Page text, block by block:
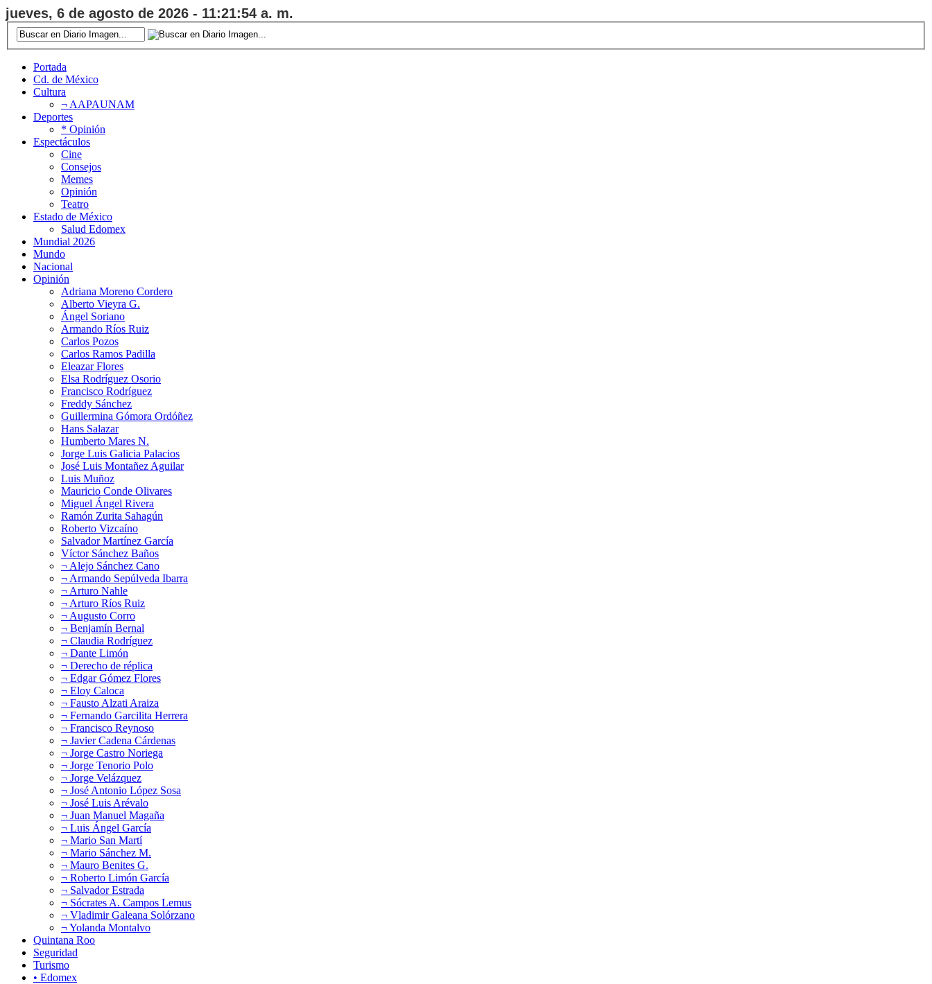
jueves, 6 de agosto de 2026 - 11:21:54 a. m.
Portada
Cd. de México
Cultura
¬ AAPAUNAM
Deportes
* Opinión
Espectáculos
Cine
Consejos
Memes
Opinión
Teatro
Estado de México
Salud Edomex
Mundial 2026
Mundo
Nacional
Opinión
Adriana Moreno Cordero
Alberto Vieyra G.
Ángel Soriano
Armando Ríos Ruiz
Carlos Pozos
Carlos Ramos Padilla
Eleazar Flores
Elsa Rodríguez Osorio
Francisco Rodríguez
Freddy Sánchez
Guillermina Gómora Ordóñez
Hans Salazar
Humberto Mares N.
Jorge Luis Galicia Palacios
José Luis Montañez Aguilar
Luis Muñoz
Mauricio Conde Olivares
Miguel Ángel Rivera
Ramón Zurita Sahagún
Roberto Vizcaíno
Salvador Martínez García
Víctor Sánchez Baños
¬ Alejo Sánchez Cano
¬ Armando Sepúlveda Ibarra
¬ Arturo Nahle
¬ Arturo Ríos Ruiz
¬ Augusto Corro
¬ Benjamín Bernal
¬ Claudia Rodríguez
¬ Dante Limón
¬ Derecho de réplica
¬ Edgar Gómez Flores
¬ Eloy Caloca
¬ Fausto Alzati Araiza
¬ Fernando Garcilita Herrera
¬ Francisco Reynoso
¬ Javier Cadena Cárdenas
¬ Jorge Castro Noriega
¬ Jorge Tenorio Polo
¬ Jorge Velázquez
¬ José Antonio López Sosa
¬ José Luis Arévalo
¬ Juan Manuel Magaña
¬ Luis Ángel García
¬ Mario San Martí
¬ Mario Sánchez M.
¬ Mauro Benites G.
¬ Roberto Limón García
¬ Salvador Estrada
¬ Sócrates A. Campos Lemus
¬ Vladimir Galeana Solórzano
¬ Yolanda Montalvo
Quintana Roo
Seguridad
Turismo
• Edomex